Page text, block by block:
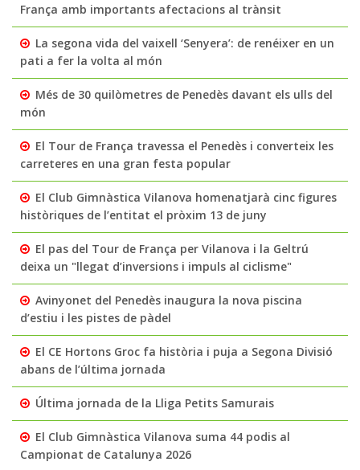
França amb importants afectacions al trànsit
La segona vida del vaixell ‘Senyera’: de renéixer en un
pati a fer la volta al món
Més de 30 quilòmetres de Penedès davant els ulls del
món
El Tour de França travessa el Penedès i converteix les
carreteres en una gran festa popular
El Club Gimnàstica Vilanova homenatjarà cinc figures
històriques de l’entitat el pròxim 13 de juny
El pas del Tour de França per Vilanova i la Geltrú
deixa un "llegat d’inversions i impuls al ciclisme"
Avinyonet del Penedès inaugura la nova piscina
d’estiu i les pistes de pàdel
El CE Hortons Groc fa història i puja a Segona Divisió
abans de l’última jornada
Última jornada de la Lliga Petits Samurais
El Club Gimnàstica Vilanova suma 44 podis al
Campionat de Catalunya 2026